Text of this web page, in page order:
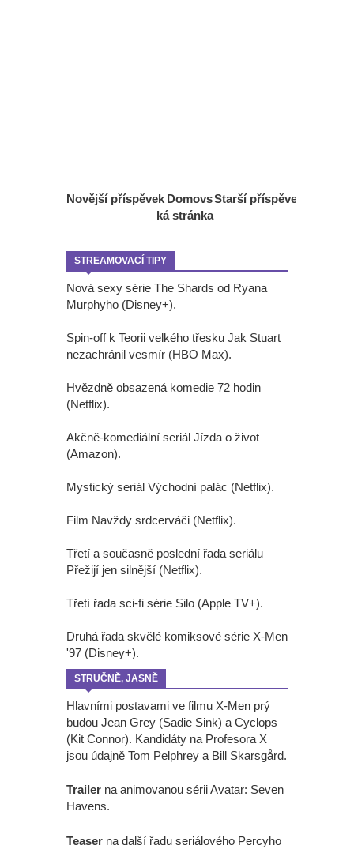
Novější příspěvek Starší příspěvek
Domovs
ká stránka
STREAMOVACÍ TIPY
Nová sexy série The Shards od Ryana
Murphyho (Disney+).
Spin-off k Teorii velkého třesku Jak Stuart
nezachránil vesmír (HBO Max).
Hvězdně obsazená komedie 72 hodin
(Netflix).
Akčně-komediální seriál Jízda o život
(Amazon).
Mystický seriál Východní palác (Netflix).
Film Navždy srdcerváči (Netflix).
Třetí a současně poslední řada seriálu
Přežijí jen silnější (Netflix).
Třetí řada sci-fi série Silo (Apple TV+).
Druhá řada skvělé komiksové série X-Men
'97 (Disney+).
STRUČNĚ, JASNĚ
Hlavními postavami ve filmu X-Men prý
budou Jean Grey (Sadie Sink) a Cyclops
(Kit Connor). Kandidáty na Profesora X
jsou údajně Tom Pelphrey a Bill Skarsgård.
Trailer na animovanou sérii Avatar: Seven
Havens.
Teaser na další řadu seriálového Percyho